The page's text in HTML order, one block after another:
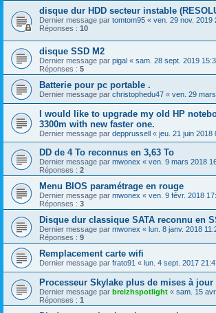
disque dur HDD secteur instable
Dernier message par tomtom95 « ven. 29 nov. 2019
Réponses : 10
disque SSD M2
Dernier message par pigal « sam. 28 sept. 2019
Réponses : 5
Batterie pour pc portable .
Dernier message par christophedu47 « ven. 29
I would like to upgrade my old HP
3300m with new faster one.
Dernier message par depprussell « jeu. 21 juin 2018
DD de 4 To reconnus en 3,63 To
Dernier message par mwonex « ven. 9 mars 2018
Réponses : 2
Menu BIOS paramétrage en rouge
Dernier message par mwonex « ven. 9 févr. 2018
Réponses : 3
Disque dur classique SATA reconnu en
Dernier message par mwonex « lun. 8 janv. 2018
Réponses : 9
Remplacement carte wifi
Dernier message par frato91 « lun. 4 sept. 2017
Processeur Skylake plus de mises à jour
Dernier message par breizhspotlight « sam. 15
Réponses : 1